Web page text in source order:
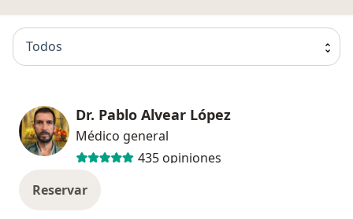
Todos
Dr. Pablo Alvear López
Médico general
435 opiniones
Reservar